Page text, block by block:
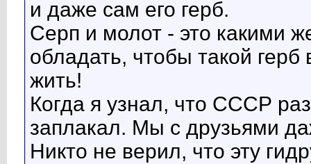
и даже сам его герб.
Серп и молот - это какими
обладать, чтобы такой
жить!
Когда я узнал, что СССР
заплакал. Мы с друзьями
Никто не верил, что эту